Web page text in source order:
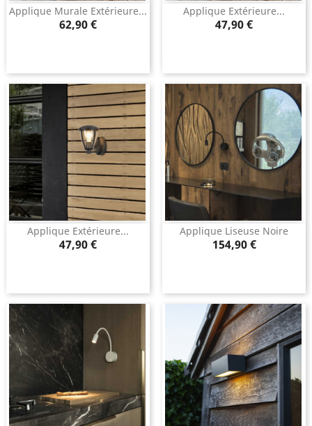
Applique Murale Extérieure...
Prix
62,90 €
Applique Extérieure...
Prix
47,90 €
Applique Extérieure...
Prix
47,90 €
Applique Liseuse Noire
Prix
154,90 €